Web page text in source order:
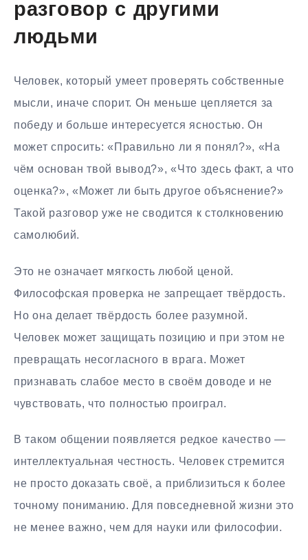
разговор с другими
людьми
Человек, который умеет проверять собственные
мысли, иначе спорит. Он меньше цепляется за
победу и больше интересуется ясностью. Он
может спросить: «Правильно ли я понял?», «На
чём основан твой вывод?», «Что здесь факт, а что
оценка?», «Может ли быть другое объяснение?»
Такой разговор уже не сводится к столкновению
самолюбий.
Это не означает мягкость любой ценой.
Философская проверка не запрещает твёрдость.
Но она делает твёрдость более разумной.
Человек может защищать позицию и при этом не
превращать несогласного в врага. Может
признавать слабое место в своём доводе и не
чувствовать, что полностью проиграл.
В таком общении появляется редкое качество —
интеллектуальная честность. Человек стремится
не просто доказать своё, а приблизиться к более
точному пониманию. Для повседневной жизни это
не менее важно, чем для науки или философии.